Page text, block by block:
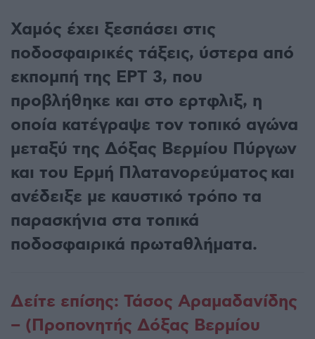
Χαμός έχει ξεσπάσει στις
ποδοσφαιρικές τάξεις, ύστερα από
εκπομπή της ΕΡΤ 3, που
προβλήθηκε και στο ερτφλιξ, η
οποία κατέγραψε τον τοπικό αγώνα
μεταξύ της Δόξας Βερμίου Πύργων
και του Ερμή Πλατανορεύματος και
ανέδειξε με καυστικό τρόπο τα
παρασκήνια στα τοπικά
ποδοσφαιρικά πρωταθλήματα.
Δείτε επίσης: Τάσος Αραμαδανίδης
– (Προπονητής Δόξας Βερμίου